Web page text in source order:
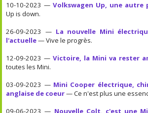
10-10-2023 —Volkswagen Up, une autre
Up is down.
26-09-2023 — La nouvelle Mini
l'actuelle— Vive le progrès.
12-09-2023 —Victoire, la Mini va rester
toutes les Mini.
03-09-2023 — Mini Cooper électrique,
anglaise de coeur— Ce n'est plus une
09-06-2023 — Nouvelle Colt, c'est une